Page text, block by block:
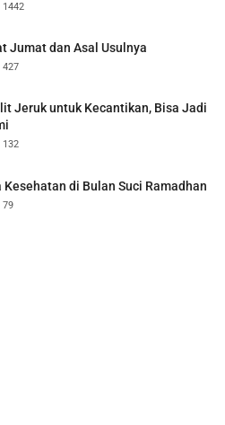
1442
Jumat dan Asal Usulnya
427
Jeruk untuk Kecantikan, Bisa Jadi
132
di Bulan Suci Ramadhan
79